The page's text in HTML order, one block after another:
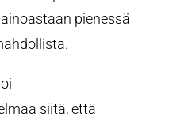
pienessä
siitä, että